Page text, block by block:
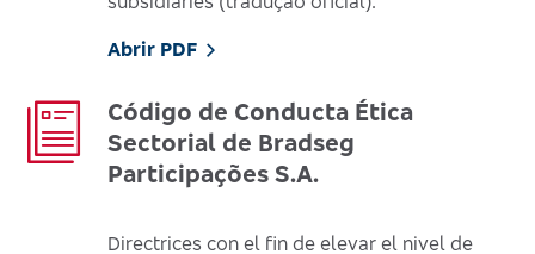
Abrir PDF
Código de Conducta Ética
Sectorial de Bradseg
Participações S.A.
Directrices con el fin de elevar el nivel de